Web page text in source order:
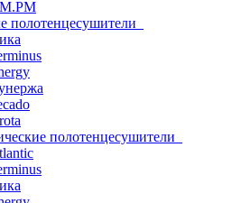
полотенцесушители
полотенцесушители